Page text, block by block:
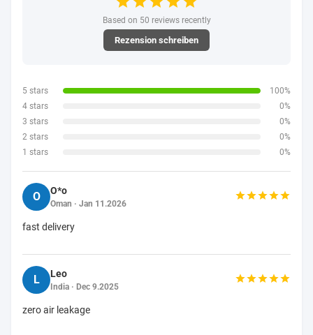
Based on 50 reviews recently
Rezension schreiben
5 stars
100%
4 stars
0%
3 stars
0%
2 stars
0%
1 stars
0%
O O*o
Oman · Jan 11.2026
fast delivery
L Leo
India · Dec 9.2025
zero air leakage